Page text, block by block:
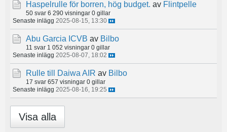
Haspelrulle för borren, hög budget. av Flintpelle
50 svar 6 290 visningar 0 gillar
Senaste inlägg 2025-08-15, 13:30
Abu Garcia ICVB av Bilbo
11 svar 1 052 visningar 0 gillar
Senaste inlägg 2025-08-07, 18:02
Rulle till Daiwa AIR av Bilbo
17 svar 657 visningar 0 gillar
Senaste inlägg 2025-08-16, 19:25
Visa alla